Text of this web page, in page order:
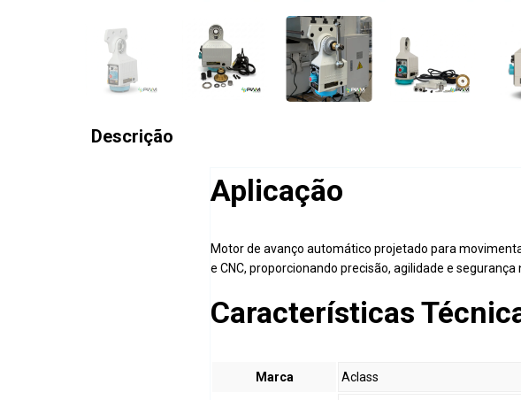
Descrição
Aplicação
Motor de avanço automático projetado para
e CNC, proporcionando precisão, agilidade e segurança
Características
Marca Aclass